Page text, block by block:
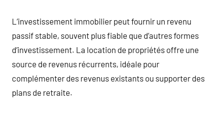
L’investissement immobilier peut fournir un revenu
passif stable, souvent plus fiable que d’autres formes
d’investissement. La location de propriétés offre une
source de revenus récurrents, idéale pour
complémenter des revenus existants ou supporter des
plans de retraite.